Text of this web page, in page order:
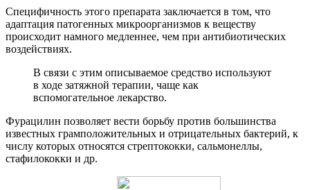
Специфичность этого препарата заключается в том, что
адаптация патогенных микроорганизмов к веществу
происходит намного медленнее, чем при антибиотических
воздействиях.
В связи с этим описываемое средство используют
в ходе затяжной терапии, чаще как
вспомогательное лекарство.
Фурацилин позволяет вести борьбу против большинства
известных грамположительных и отрицательных бактерий, к
числу которых относятся стрептококки, сальмонеллы,
стафилококки и др.